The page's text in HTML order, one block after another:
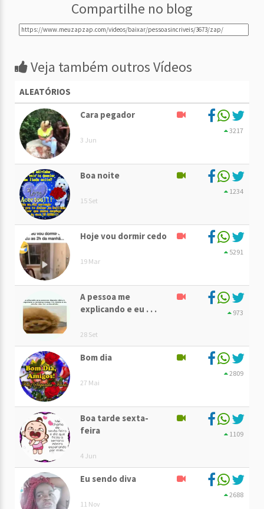
Compartilhe no blog
Veja também outros Vídeos
ALEATÓRIOS
Cara pegador
3 Jun
3217
Boa noite
15 Set
1234
Hoje vou dormir cedo
19 Mar
5291
A pessoa me
explicando e eu . . .
28 Set
973
Bom dia
27 Mai
2809
Boa tarde sexta-
feira
4 Jun
1109
Eu sendo diva
11 Nov
2688